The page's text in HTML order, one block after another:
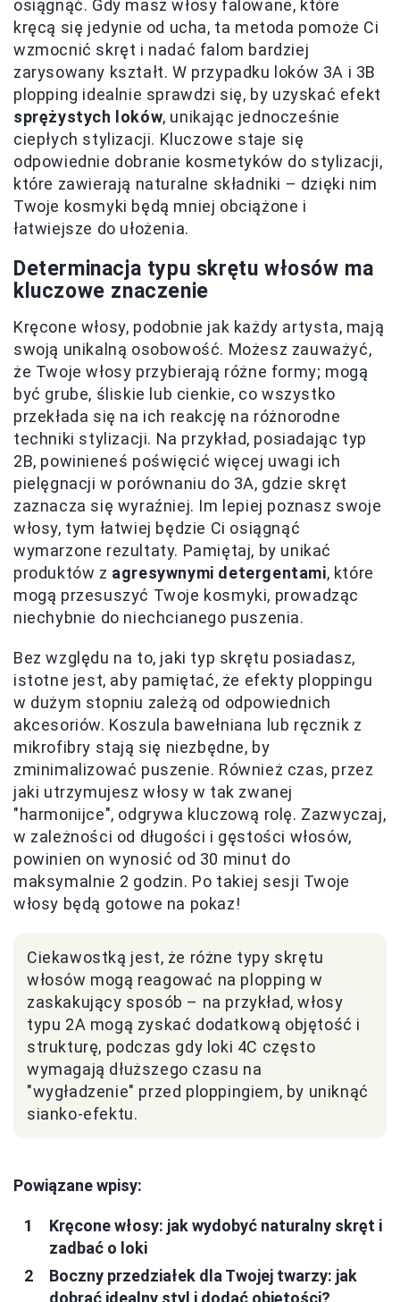
osiągnąć. Gdy masz włosy falowane, które
kręcą się jedynie od ucha, ta metoda pomoże Ci
wzmocnić skręt i nadać falom bardziej
zarysowany kształt. W przypadku loków 3A i 3B
plopping idealnie sprawdzi się, by uzyskać efekt
sprężystych loków, unikając jednocześnie
ciepłych stylizacji. Kluczowe staje się
odpowiednie dobranie kosmetyków do stylizacji,
które zawierają naturalne składniki – dzięki nim
Twoje kosmyki będą mniej obciążone i
łatwiejsze do ułożenia.
Determinacja typu skrętu włosów ma
kluczowe znaczenie
Kręcone włosy, podobnie jak każdy artysta, mają
swoją unikalną osobowość. Możesz zauważyć,
że Twoje włosy przybierają różne formy; mogą
być grube, śliskie lub cienkie, co wszystko
przekłada się na ich reakcję na różnorodne
techniki stylizacji. Na przykład, posiadając typ
2B, powinieneś poświęcić więcej uwagi ich
pielęgnacji w porównaniu do 3A, gdzie skręt
zaznacza się wyraźniej. Im lepiej poznasz swoje
włosy, tym łatwiej będzie Ci osiągnąć
wymarzone rezultaty. Pamiętaj, by unikać
produktów z agresywnymi detergentami, które
mogą przesuszyć Twoje kosmyki, prowadząc
niechybnie do niechcianego puszenia.
Bez względu na to, jaki typ skrętu posiadasz,
istotne jest, aby pamiętać, że efekty ploppingu
w dużym stopniu zależą od odpowiednich
akcesoriów. Koszula bawełniana lub ręcznik z
mikrofibry stają się niezbędne, by
zminimalizować puszenie. Również czas, przez
jaki utrzymujesz włosy w tak zwanej
"harmonijce", odgrywa kluczową rolę. Zazwyczaj,
w zależności od długości i gęstości włosów,
powinien on wynosić od 30 minut do
maksymalnie 2 godzin. Po takiej sesji Twoje
włosy będą gotowe na pokaz!
Ciekawostką jest, że różne typy skrętu
włosów mogą reagować na plopping w
zaskakujący sposób – na przykład, włosy
typu 2A mogą zyskać dodatkową objętość i
strukturę, podczas gdy loki 4C często
wymagają dłuższego czasu na
"wygładzenie" przed ploppingiem, by uniknąć
sianko-efektu.
Powiązane wpisy:
Kręcone włosy: jak wydobyć naturalny skręt i
zadbać o loki
Boczny przedziałek dla Twojej twarzy: jak
dobrać idealny styl i dodać objętości?